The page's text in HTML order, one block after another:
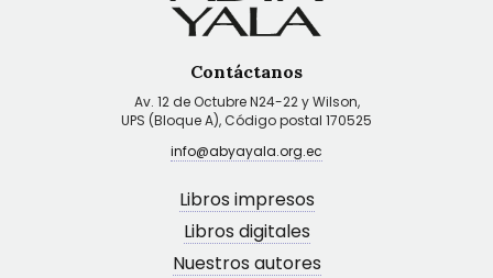
Contáctanos
Av. 12 de Octubre N24-22 y Wilson,
UPS (Bloque A), Código postal 170525
info@abyayala.org.ec
Libros impresos
Libros digitales
Nuestros autores